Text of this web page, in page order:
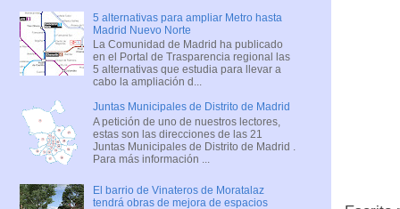
5 alternativas para ampliar Metro hasta
Madrid Nuevo Norte
La Comunidad de Madrid ha publicado
en el Portal de Trasparencia regional las
5 alternativas que estudia para llevar a
cabo la ampliación d...
Juntas Municipales de Distrito de Madrid
A petición de uno de nuestros lectores,
estas son las direcciones de las 21
Juntas Municipales de Distrito de Madrid .
Para más información ...
El barrio de Vinateros de Moratalaz
tendrá obras de mejora de espacios